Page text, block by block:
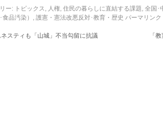
ー: トピックス, 人権, 住民の暮らしに直結する課題, 全国･
食品汚染） , 護憲・憲法改悪反対･教育・歴史 パーマリンク
ネスティも「山城」不当勾留に抗議 「